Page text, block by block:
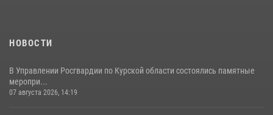
НОВОСТИ
В Управлении Росгвардии по Курской области состоялись памятные
меропри...
07 августа 2026, 14:19